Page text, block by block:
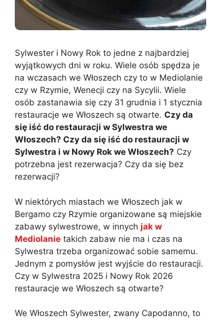
Sylwester i Nowy Rok to jedne z najbardziej
wyjątkowych dni w roku. Wiele osób spędza je
na wczasach we Włoszech czy to w Mediolanie
czy w Rzymie, Wenecji czy na Sycylii. Wiele
osób zastanawia się czy 31 grudnia i 1 stycznia
restauracje we Włoszech są otwarte. Czy da
się iść do restauracji w Sylwestra we
Włoszech? Czy da się iść do restauracji w
Sylwestra i w Nowy Rok we Włoszech? Czy
potrzebna jest rezerwacja? Czy da się bez
rezerwacji?
W niektórych miastach we Włoszech jak w
Bergamo czy Rzymie organizowane są miejskie
zabawy sylwestrowe, w innych jak w
Mediolanie takich zabaw nie ma i czas na
Sylwestra trzeba organizować sobie samemu.
Jednym z pomysłów jest wyjście do restauracji.
Czy w Sylwestra 2025 i Nowy Rok 2026
restauracje we Włoszech są otwarte?
We Włoszech Sylwester, zwany Capodanno, to